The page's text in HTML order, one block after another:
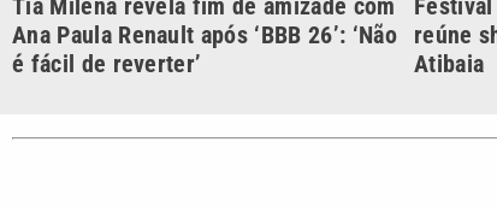
VTV é afiliada do SBT na
Região Metropolitana de
Campinas e Baixada